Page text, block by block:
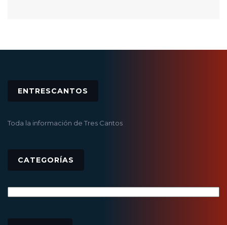
ENTRESCANTOS
Toda la información de Tres Cantos
CATEGORÍAS